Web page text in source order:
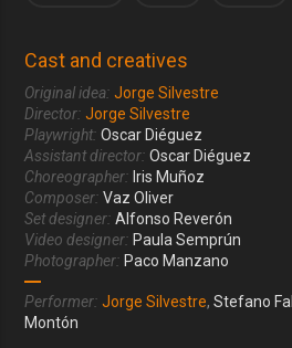
Cast and creatives
Original idea: Jorge Silvestre
Director: Jorge Silvestre
Playwright: Oscar Diéguez
Assistant director: Oscar Diéguez
Choreographer: Iris Muñoz
Composer: Vaz Oliver
Set designer: Alfonso Reverón
Video designer: Paula Semprún
Photographer: Paco Manzano
Performer: Jorge Silvestre,Stefano
Montón